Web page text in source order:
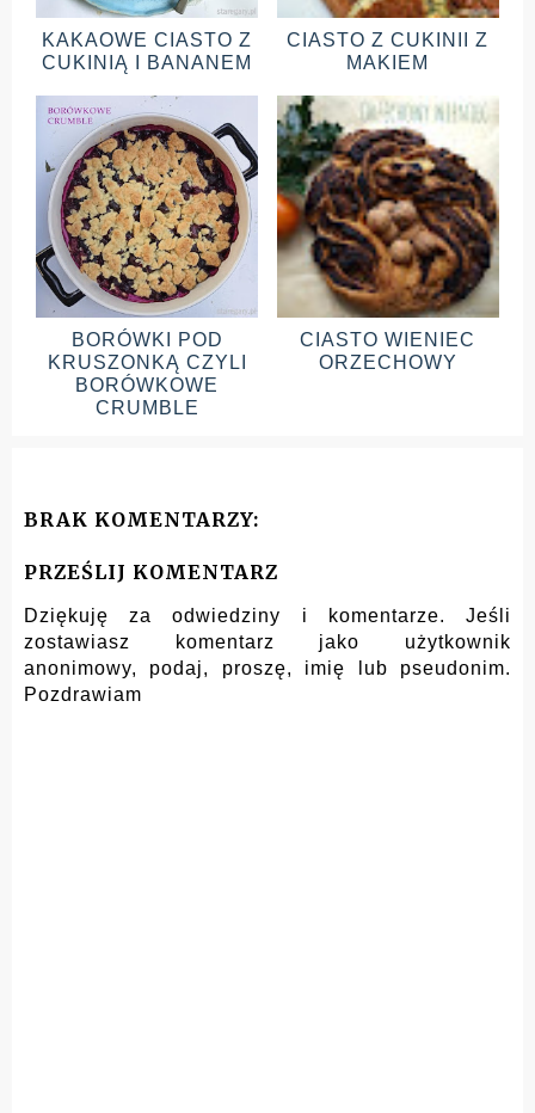
KAKAOWE CIASTO Z
CUKINIĄ I BANANEM
CIASTO Z CUKINII Z
MAKIEM
BORÓWKI POD
KRUSZONKĄ CZYLI
BORÓWKOWE
CRUMBLE
CIASTO WIENIEC
ORZECHOWY
BRAK KOMENTARZY:
PRZEŚLIJ KOMENTARZ
Dziękuję za odwiedziny i komentarze. Jeśli
zostawiasz komentarz jako użytkownik
anonimowy, podaj, proszę, imię lub pseudonim.
Pozdrawiam